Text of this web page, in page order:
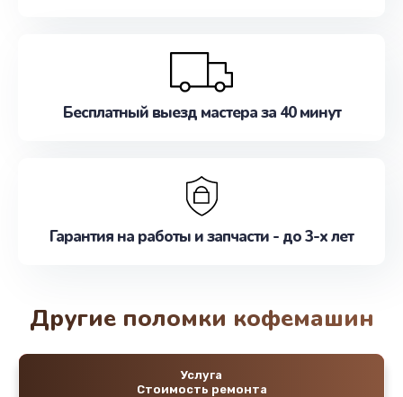
Бесплатный выезд мастера за 40 минут
Гарантия на работы и запчасти - до 3-х лет
Другие поломки кофемашин
Услуга
Стоимость ремонта